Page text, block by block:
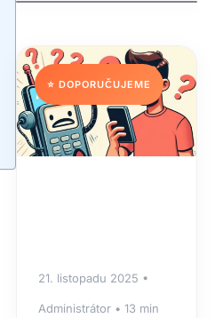
⭐ DOPORUČUJEME
21. listopadu 2025 •
Administrátor • 13 min